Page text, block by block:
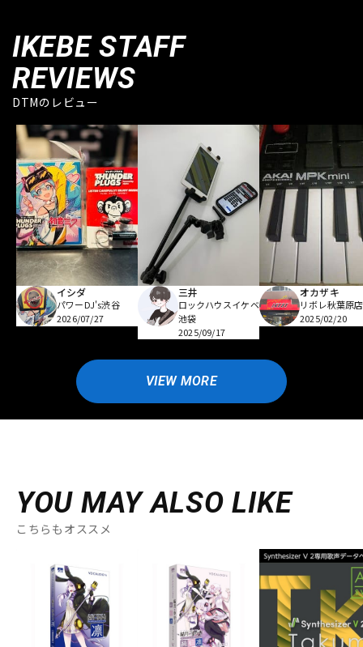
IKEBE STAFF
REVIEWS
DTMのレビュー
イシダ
パワーDJ's渋谷
2026/07/27
三井
ロックハウスイケベ
池袋
2025/09/17
オカザキ
リボレ秋葉原店
2025/02/20
VIEW MORE
YOU MAY ALSO LIKE
こちらもオススメ